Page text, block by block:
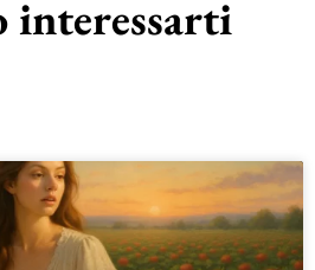
interessarti